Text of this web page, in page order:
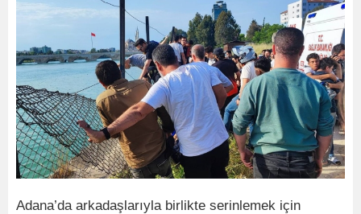
Adana’da arkadaşlarıyla birlikte serinlemek için